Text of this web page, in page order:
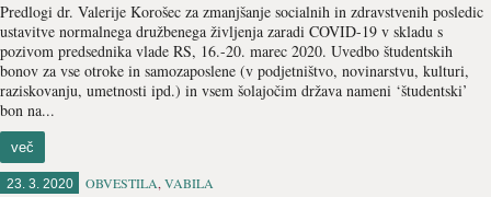
Predlogi dr. Valerije Korošec za zmanjšanje socialnih in zdravstvenih posledic
ustavitve normalnega družbenega življenja zaradi COVID-19 v skladu s
pozivom predsednika vlade RS, 16.-20. marec 2020. Uvedbo študentskih
bonov za vse otroke in samozaposlene (v podjetništvo, novinarstvu, kulturi,
raziskovanju, umetnosti ipd.) in vsem šolajočim država nameni ‘študentski’
bon na...
več
23. 3. 2020 OBVESTILA, VABILA